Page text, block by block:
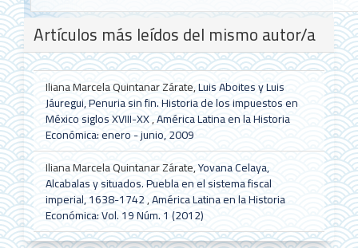
Detalles
del
artículo
Artículos más leídos del mismo autor/a
Iliana Marcela Quintanar Zárate,Luis Aboites y Luis
Jáuregui, Penuria sin fin. Historia de los impuestos en
México siglos XVIII-XX,América Latina en la Historia
Económica: enero - junio, 2009
Iliana Marcela Quintanar Zárate,Yovana Celaya,
Alcabalas y situados. Puebla en el sistema fiscal
imperial, 1638-1742,América Latina en la Historia
Económica: Vol. 19 Núm. 1 (2012)